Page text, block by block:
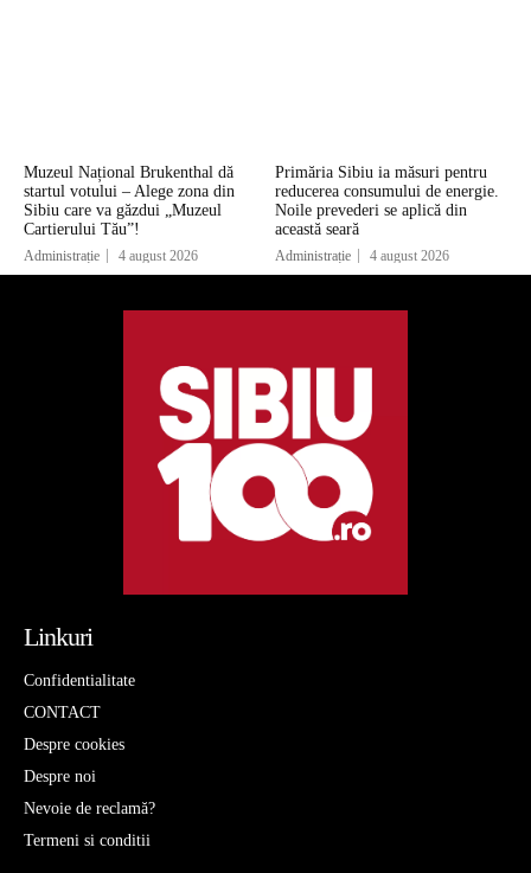
Muzeul Național Brukenthal dă
startul votului – Alege zona din
Sibiu care va găzdui „Muzeul
Cartierului Tău”!
Administrație 4 august 2026
Primăria Sibiu ia măsuri pentru
reducerea consumului de energie.
Noile prevederi se aplică din
această seară
Administrație 4 august 2026
Linkuri
Confidentialitate
CONTACT
Despre cookies
Despre noi
Nevoie de reclamă?
Termeni si conditii